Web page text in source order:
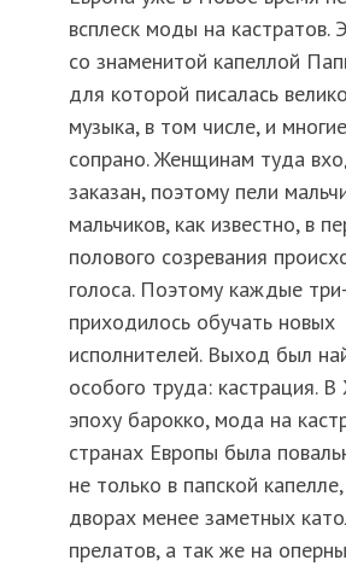
всплеск моды на кастратов.
со знаменитой капеллой
для которой писалась
музыка, в том числе, и
сопрано. Женщинам туда
заказан, поэтому пели
мальчиков, как известно, в
полового созревания
голоса. Поэтому каждые
приходилось обучать новых
исполнителей. Выход был
особого труда: кастрация. В
эпоху барокко, мода на
странах Европы была
не только в папской
дворах менее заметных
прелатов, а так же на